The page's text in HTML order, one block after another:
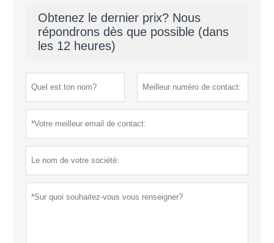
Obtenez le dernier prix? Nous
répondrons dès que possible (dans
les 12 heures)